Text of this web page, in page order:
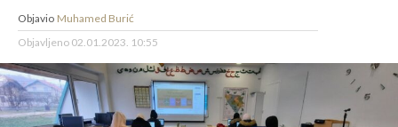
Objavio Muhamed Burić
Objavljeno 02.01.2023. 10:55